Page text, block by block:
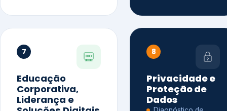
7
Educação
Corporativa,
Liderança e
8
Privacidade e
Proteção de
Dados